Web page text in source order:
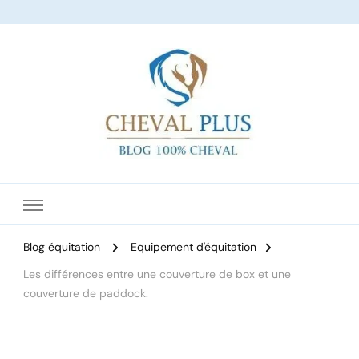
Blog équitation
Equipement d'équitation
Les différences entre une couverture de box et une
couverture de paddock.